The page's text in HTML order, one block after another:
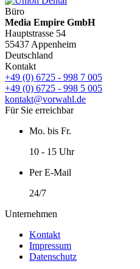
Büro
Media Empire GmbH
Hauptstrasse 54
55437 Appenheim
Deutschland
Kontakt
+49 (0) 6725 - 998 7 005
+49 (0) 6725 - 998 5 005
kontakt@vorwahl.de
Für Sie erreichbar
Mo. bis Fr.
10 - 15 Uhr
Per E-Mail
24/7
Unternehmen
Kontakt
Impressum
Datenschutz